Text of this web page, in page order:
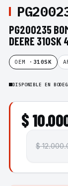
PG200235
DEERE 310SK
OEM · 310SK
DISPONIBLE EN
$
$